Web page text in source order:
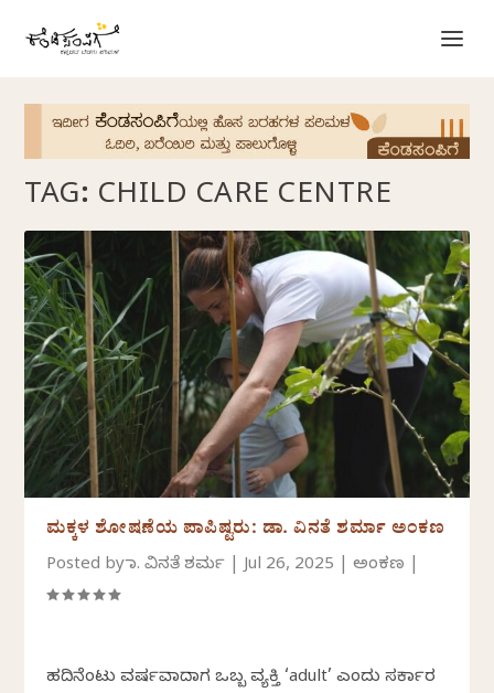
TAG: CHILD CARE CENTRE
ಮಕ್ಕಳ ಶೋಷಣೆಯ ಪಾಪಿಷ್ಟರು: ಡಾ. ವಿನತೆ ಶರ್ಮಾ ಅಂಕಣ
Posted byಡಾ. ವಿನತೆ ಶರ್ಮ |Jul 26, 2025 |ಅಂಕಣ
ಹದಿನೆಂಟು ವರ್ಷವಾದಾಗ ಒಬ್ಬ ವ್ಯಕ್ತಿ ‘adult’ ಎಂದು ಸರ್ಕಾರ